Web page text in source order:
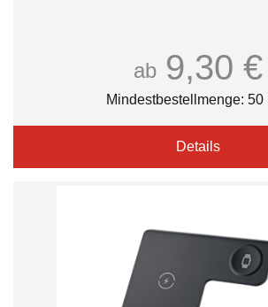
ab 9,30 €
Mindestbestellmenge: 50
Details